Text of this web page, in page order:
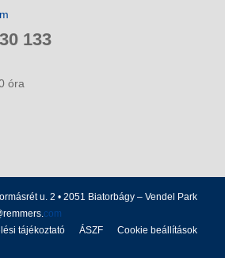
133
óra
u. 2 • 2051 Biatorbágy – Vendel Park
com
tájékoztató ÁSZF
Cookie beállítások